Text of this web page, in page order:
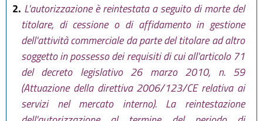
2. L'autorizzazione è reintestata a seguito di morte del
titolare, di cessione o di affidamento in gestione
dell'attività commerciale da parte del titolare ad altro
soggetto in possesso dei requisiti di cui all'articolo 71
del decreto legislativo 26 marzo 2010, n. 59
(Attuazione della direttiva 2006/123/CE relativa ai
servizi nel mercato interno). La reintestazione